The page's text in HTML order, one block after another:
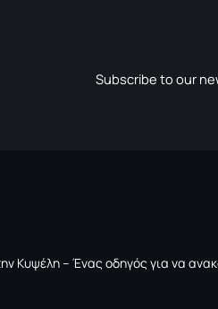
Subscribe to our
Κυψέλη – Ένας οδηγός για να